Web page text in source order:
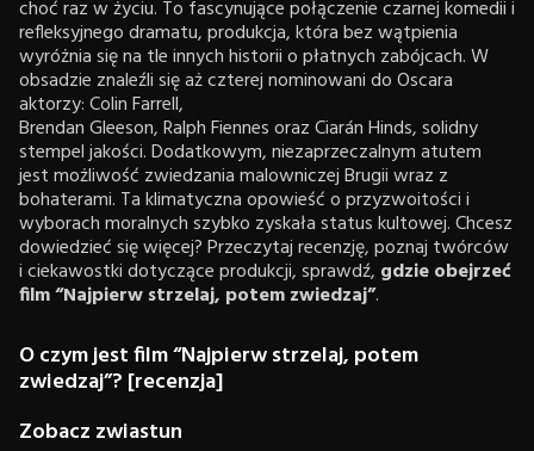
choć raz w życiu. To fascynujące połączenie czarnej komedii i
refleksyjnego dramatu, produkcja, która bez wątpienia
wyróżnia się na tle innych historii o płatnych zabójcach. W
obsadzie znaleźli się aż czterej nominowani do Oscara
aktorzy: Colin Farrell,
Brendan Gleeson, Ralph Fiennes oraz Ciarán Hinds, solidny
stempel jakości. Dodatkowym, niezaprzeczalnym atutem
jest możliwość zwiedzania malowniczej Brugii wraz z
bohaterami. Ta klimatyczna opowieść o przyzwoitości i
wyborach moralnych szybko zyskała status kultowej. Chcesz
dowiedzieć się więcej? Przeczytaj recenzję, poznaj twórców
i ciekawostki dotyczące produkcji, sprawdź, gdzie obejrzeć
film “Najpierw strzelaj, potem zwiedzaj”.
O czym jest film “Najpierw strzelaj, potem
zwiedzaj”? [recenzja]
Zobacz zwiastun